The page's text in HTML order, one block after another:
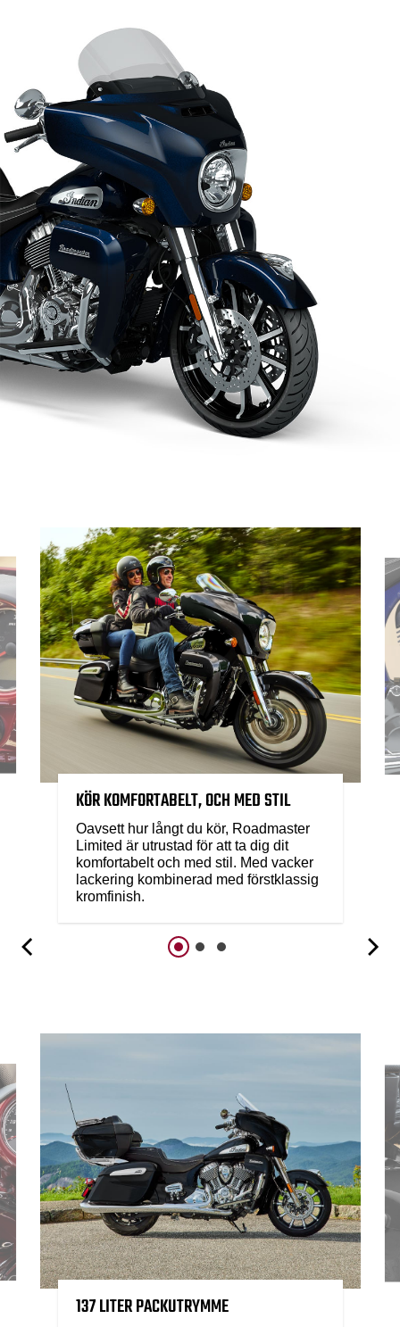
KÖR KOMFORTABELT, OCH MED STIL
Oavsett hur långt du kör, Roadmaster
Limited är utrustad för att ta dig dit
komfortabelt och med stil. Med vacker
lackering kombinerad med förstklassig
kromfinish.
137 LITER PACKUTRYMME